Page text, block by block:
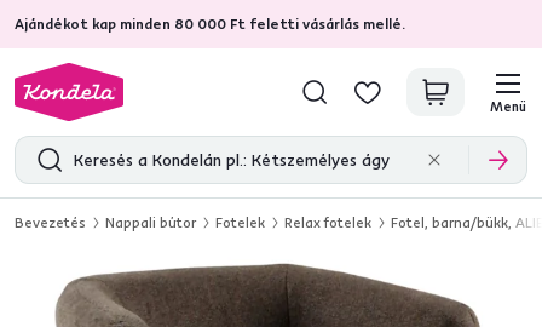
Ajándékot kap minden 80 000 Ft feletti vásárlás mellé.
4,7 31 333 ellenőrzött termékértékelések
Menü
Bevezetés Nappali bútor Fotelek Relax fotelek Fotel, barna/bükk,